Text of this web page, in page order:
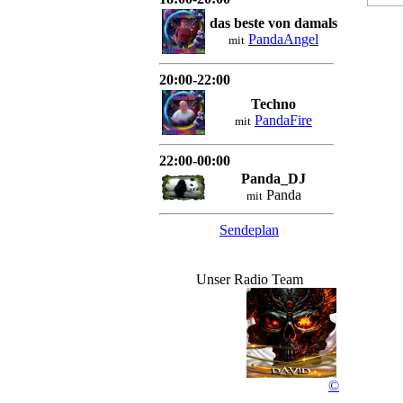
das beste von damals
mit PandaAngel
20:00-22:00
Techno
mit PandaFire
22:00-00:00
Panda_DJ
mitPanda
Sendeplan
Unser Radio Team
©